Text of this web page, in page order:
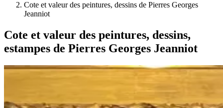
Cote et valeur des peintures, dessins de Pierres Georges
Jeanniot
Cote et valeur des peintures, dessins,
estampes de Pierres Georges Jeanniot